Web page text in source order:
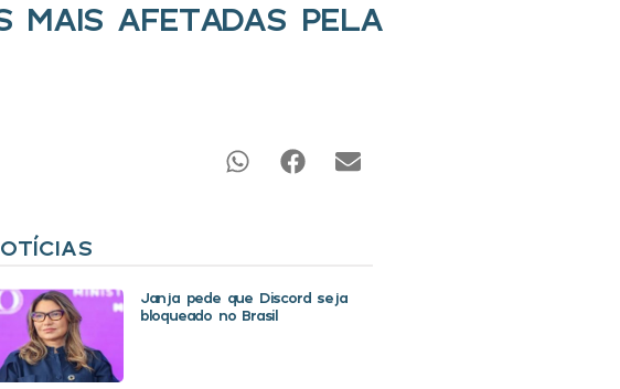
MAIS AFETADAS PELA
Janja pede que Discord seja
bloqueado no Brasil